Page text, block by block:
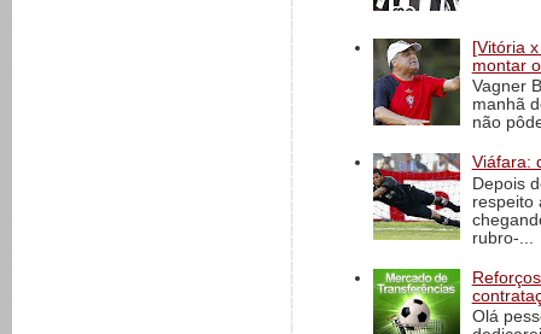
[Vitória
montar
Vagner
manhã
não
Viáfara:
Depois
respeito
rubro-...
Olá